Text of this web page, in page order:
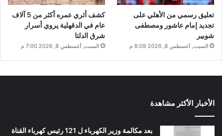
تعليق رسمي من الأهلي على
تجديد إمام عاشور ومصطفى
شوبير
السبت, أغسطس 8, 2026 8:09 م
كشف أثري عمره أكثر من 5 آلاف
عام في الدقهلية يروي أسرار
شرق الدلتا
السبت, أغسطس 8, 2026 7:00 م
الأخبار الأكثر مشاهدة
بعد مكالمة وزير الكهرباء ل 121 رئيس كهرباء القناة